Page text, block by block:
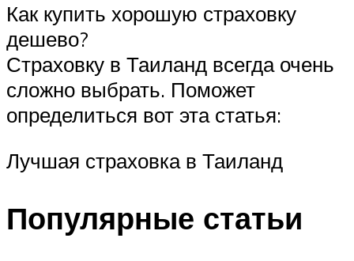
Как купить хорошую страховку
дешево?
Страховку в Таиланд всегда очень
сложно выбрать. Поможет
определиться вот эта статья:
Лучшая страховка в Таиланд
Популярные статьи